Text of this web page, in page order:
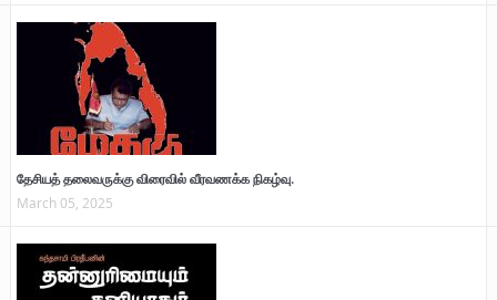
தேசியத் தலைவருக்கு விரைவில் வீரவணக்க நிகழ்வு.
March 05, 2025